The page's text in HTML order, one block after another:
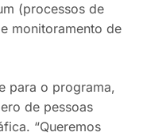
(processos de
monitoramento de
para o programa,
de pessoas
“Queremos